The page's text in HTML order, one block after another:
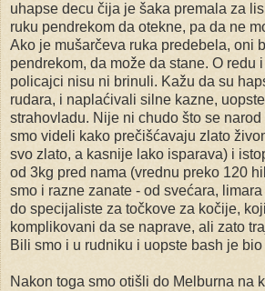
uhapse decu čija je šaka premala za
ruku pendrekom da otekne, pa da ne
Ako je mušarčeva ruka predebela, oni
pendrekom, da može da stane. O redu
policajci nisu ni brinuli. Kažu da su
rudara, i naplaćivali silne kazne,
strahovladu. Nije ni chudo što se
smo videli kako prečišćavaju zlato
svo zlato, a kasnije lako isparava) i
od 3kg pred nama (vrednu preko 120
smo i razne zanate - od svećara,
do specijaliste za točkove za kočije,
komplikovani da se naprave, ali zato
Bili smo i u rudniku i uopste bash je
Nakon toga smo otišli do Melburna na